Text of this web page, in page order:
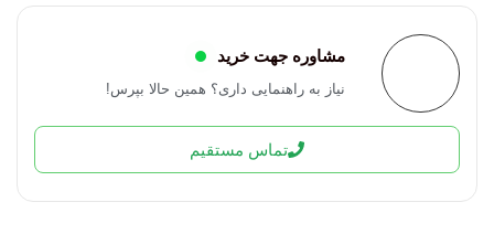
مشاوره جهت خرید
نیاز به راهنمایی داری؟ همین حالا بپرس!
تماس مستقیم